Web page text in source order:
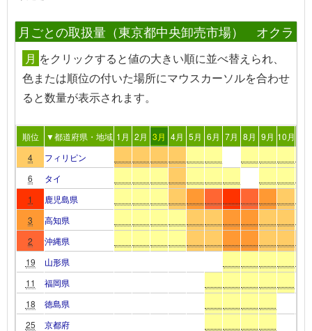
月ごとの取扱量（東京都中央卸売市場） オクラ
月 をクリックすると値の大きい順に並べ替えられ、
色または順位の付いた場所にマウスカーソルを合わせ
ると数量が表示されます。
順位 ▼都道府県・地域 1月 2月 3月 4月 5月 6月 7月 8月 9月 10月
4
フィリピン
6
タイ
1
鹿児島県
3
高知県
2
沖縄県
19
山形県
11
福岡県
18
徳島県
25
京都府